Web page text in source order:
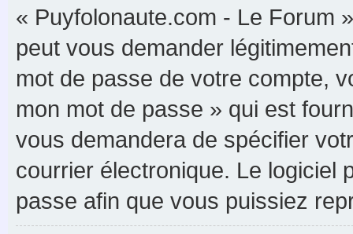
« Puyfolonaute.com - Le Forum
peut vous demander
mot de passe de votre compte,
mon mot de passe » qui est
vous demandera de spécifier
courrier électronique. Le logiciel
passe afin que vous puissiez